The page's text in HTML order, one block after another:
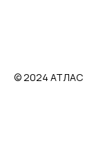
© 2024 АТЛАС